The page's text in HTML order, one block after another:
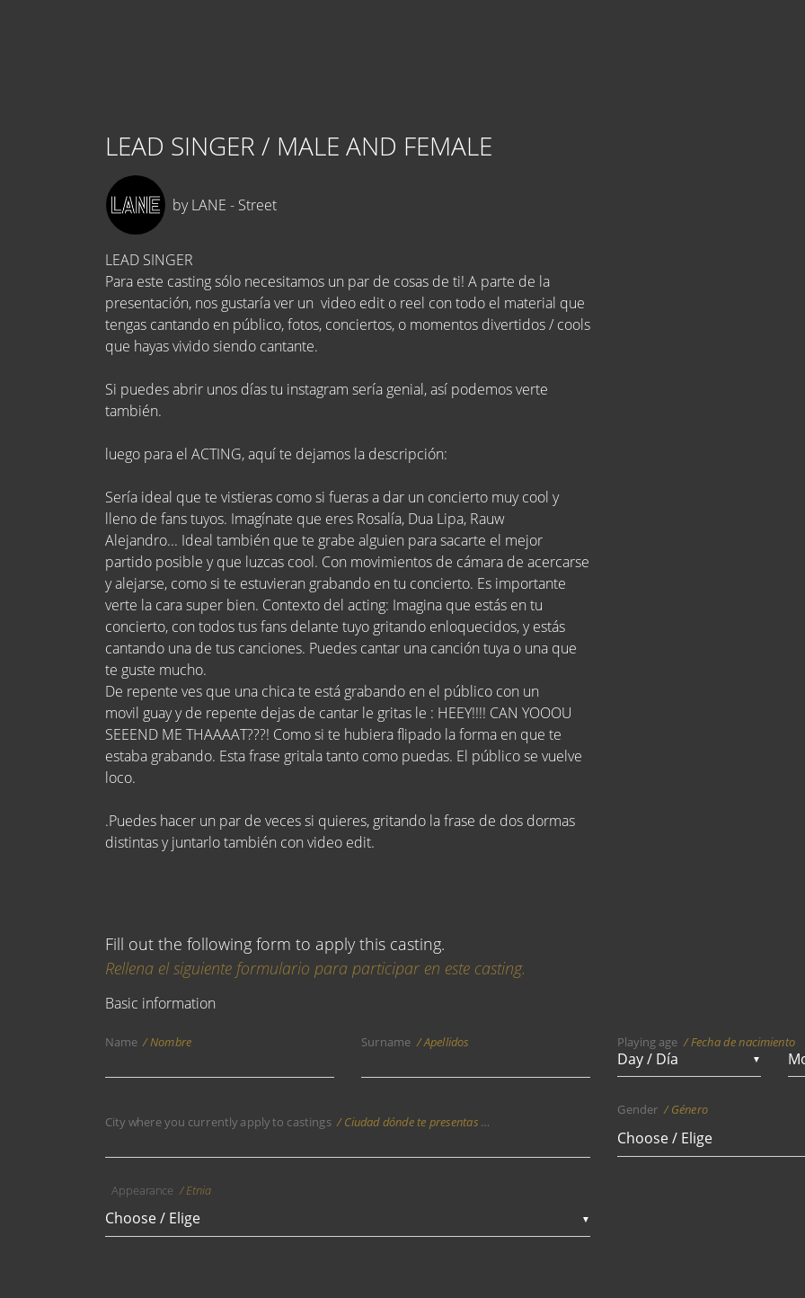
LEAD SINGER / MALE AND FEMALE
by LANE - Street
LEAD SINGER
Para este casting sólo necesitamos un par de cosas de ti! A parte de la
presentación, nos gustaría ver un video edit o reel con todo el material que
tengas cantando en público, fotos, conciertos, o momentos divertidos / cools
que hayas vivido siendo cantante.
Si puedes abrir unos días tu instagram sería genial, así podemos verte
también.
luego para el ACTING, aquí te dejamos la descripción:
Sería ideal que te vistieras como si fueras a dar un concierto muy cool y
lleno de fans tuyos. Imagínate que eres Rosalía, Dua Lipa, Rauw
Alejandro... Ideal también que te grabe alguien para sacarte el mejor
partido posible y que luzcas cool. Con movimientos de cámara de acercarse
y alejarse, como si te estuvieran grabando en tu concierto. Es importante
verte la cara super bien. Contexto del acting: Imagina que estás en tu
concierto, con todos tus fans delante tuyo gritando enloquecidos, y estás
cantando una de tus canciones. Puedes cantar una canción tuya o una que
te guste mucho.
De repente ves que una chica te está grabando en el público con un
movil guay y de repente dejas de cantar le gritas le : HEEY!!!! CAN YOOOU
SEEEND ME THAAAAT???! Como si te hubiera flipado la forma en que te
estaba grabando. Esta frase gritala tanto como puedas. El público se vuelve
loco.
.Puedes hacer un par de veces si quieres, gritando la frase de dos dormas
distintas y juntarlo también con video edit.
Fill out the following form to apply this casting.
Rellena el siguiente formulario para participar en este casting.
Basic information
Name Nombre Surname Apellidos Playing age Fecha de nacimiento
▼
City where you currently apply to castings Ciudad dónde te presentas a castings actualmente
Gender Género
▼
Appearance Etnia